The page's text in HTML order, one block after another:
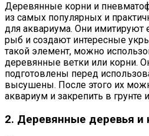
Деревянные корни и
из самых популярных и
для аквариума. Они имитируют
рыб и создают интересные
такой элемент, можно
деревянные ветки или корни.
подготовлены перед
высушены. После этого их
аквариум и закрепить в грунте
2. Деревянные деревья и